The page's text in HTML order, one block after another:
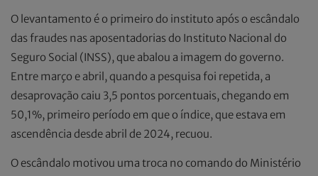
O levantamento é o primeiro do instituto após o escândalo
das fraudes nas aposentadorias do Instituto Nacional do
Seguro Social (INSS), que abalou a imagem do governo.
Entre março e abril, quando a pesquisa foi repetida, a
desaprovação caiu 3,5 pontos porcentuais, chegando em
50,1%, primeiro período em que o índice, que estava em
ascendência desde abril de 2024, recuou.
O escândalo motivou uma troca no comando do Ministério